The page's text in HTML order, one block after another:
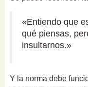
«Entiendo que
qué piensas,
insultarnos.»
Y la norma debe